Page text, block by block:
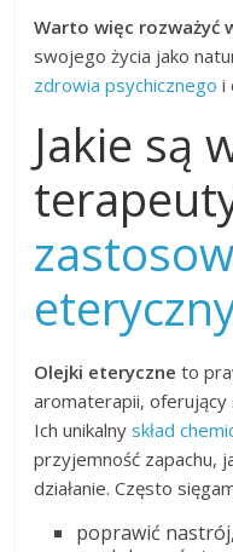
Warto więc rozważyć
swojego życia jako
zdrowia psychicznego i
Jakie są
Olejki eteryczne to
aromaterapii,
Ich unikalnyskład
przyjemność zapachu,
działanie. Często
poprawić nastrój,